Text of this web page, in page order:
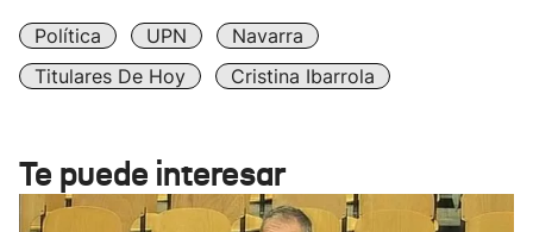
Política UPN
Navarra
Titulares De Hoy
Cristina Ibarrola
Te puede interesar